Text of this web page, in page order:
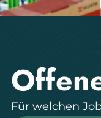
Für welchen